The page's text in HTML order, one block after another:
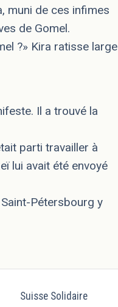
muni de ces infimes
de Gomel.
?» Kira ratisse large
Il a trouvé la
parti travailler à
lui avait été envoyé
Pétersbourg y
Suisse Solidaire